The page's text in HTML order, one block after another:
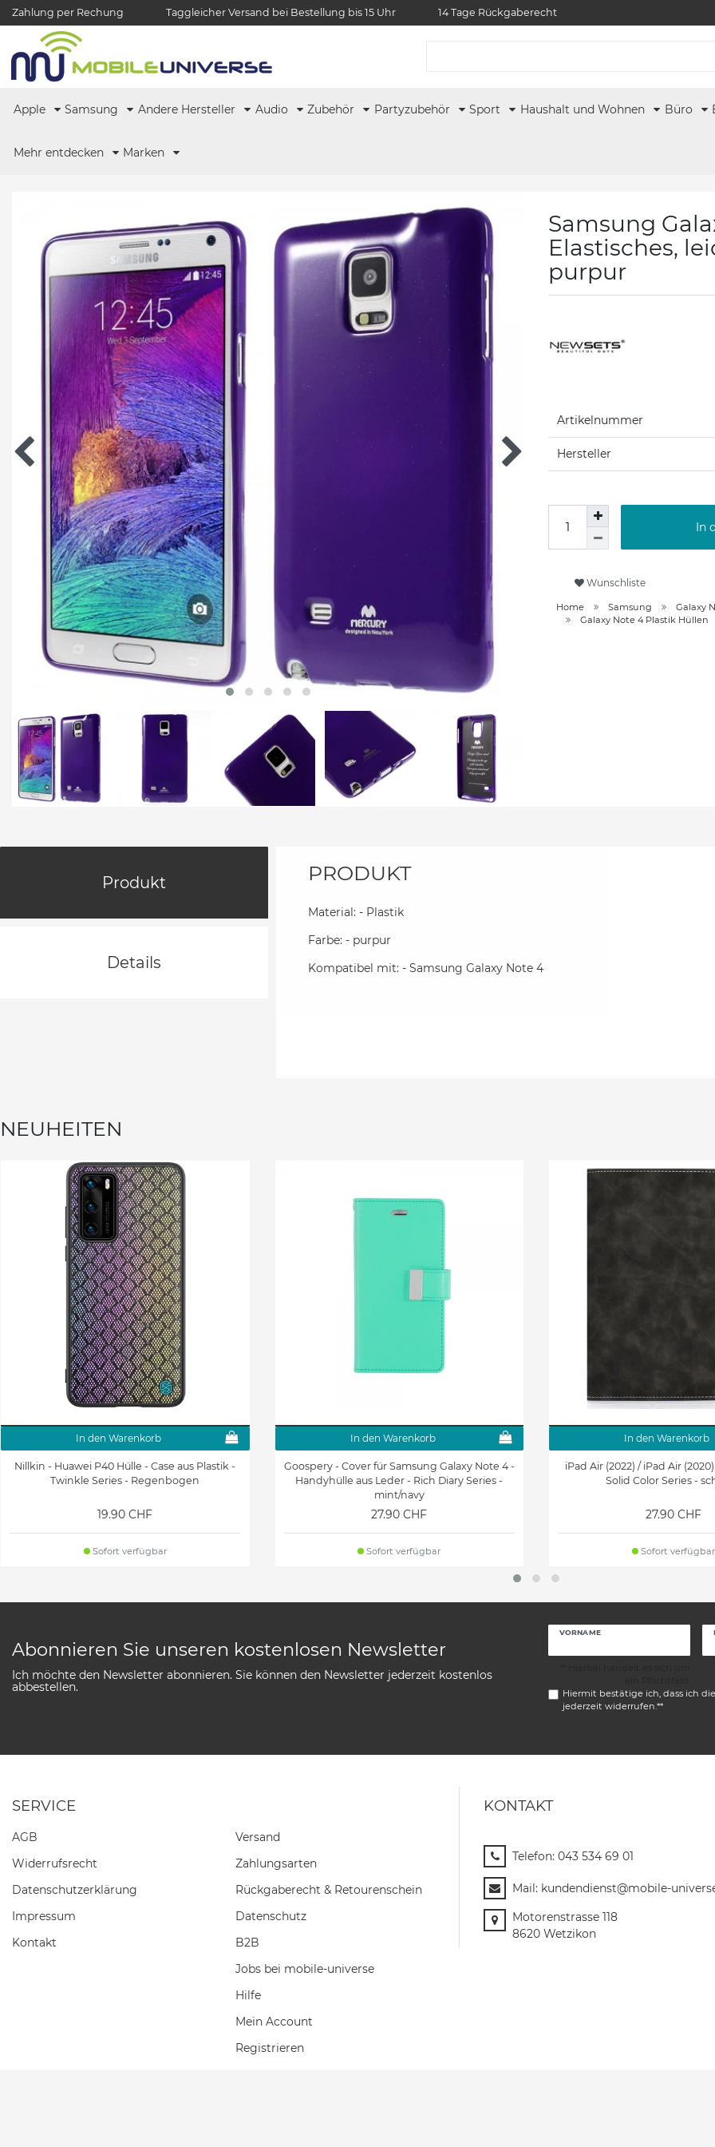
Zahlung per Rechung Taggleicher Versand bei Bestellung bis 15 Uhr 14 Tage Rückgaberecht
Apple Samsung Andere Hersteller Audio Zubehör Partyzubehör Sport Haushalt und Wohnen Büro
Mehr entdecken Marken
Samsung
Elastisches,
purpur
Artikelnummer
Hersteller
In
Wunschliste
Home Samsung
Galaxy
Galaxy Note 4 Plastik Hüllen
Produkt
Details
PRODUKT
Material: - Plastik
Farbe: - purpur
Kompatibel mit: - Samsung Galaxy Note 4
NEUHEITEN
In den Warenkorb
Nillkin - Huawei P40 Hülle - Case aus Plastik -
Twinkle Series - Regenbogen
19.90 CHF
Sofort verfügbar
In den Warenkorb
Goospery - Cover für Samsung Galaxy Note 4 -
Handyhülle aus Leder - Rich Diary Series -
mint/navy
27.90 CHF
Sofort verfügbar
In den Warenkorb
iPad Air (2022) / iPad Air
Solid Color Series -
27.90 CHF
Sofort verfügbar
Abonnieren Sie unseren kostenlosen Newsletter
Ich möchte den Newsletter abonnieren. Sie können den Newsletter jederzeit kostenlos
abbestellen.
VORNAME
Hiermit bestätige ich, dass ich
jederzeit widerrufen.**
SERVICE
AGB
Widerrufs­recht
Daten­schutz­erklärung
Impressum
Kontakt
Versand
Zahlungsarten
Rückgaberecht & Retourenschein
Datenschutz
B2B
Jobs bei mobile-universe
Hilfe
Mein Account
Registrieren
KONTAKT
Telefon: 043 534 69 01
Mail: kundendienst@mobile-
Motorenstrasse 118
8620 Wetzikon